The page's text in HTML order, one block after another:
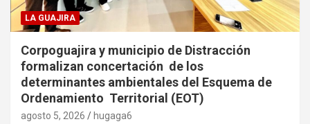
LA GUAJIRA
Corpoguajira y municipio de Distracción
formalizan concertación de los
determinantes ambientales del Esquema de
Ordenamiento Territorial (EOT)
agosto 5, 2026 hugaga6